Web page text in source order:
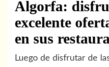
Algorfa:
excelente
en sus
Luego de disfrutar de